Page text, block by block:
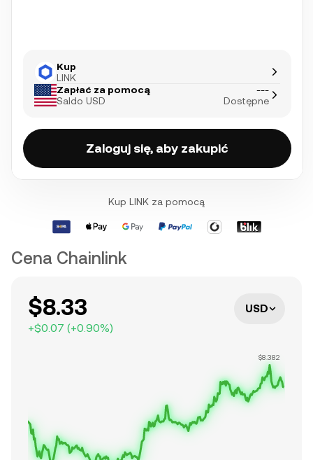
Kup
LINK
Zapłać za pomocą
Saldo USD
---
Dostępne
Zaloguj się, aby zakupić
Kup LINK za pomocą
Cena Chainlink
$8.33
+$0.07 (+0.90%)
USD
$8.382